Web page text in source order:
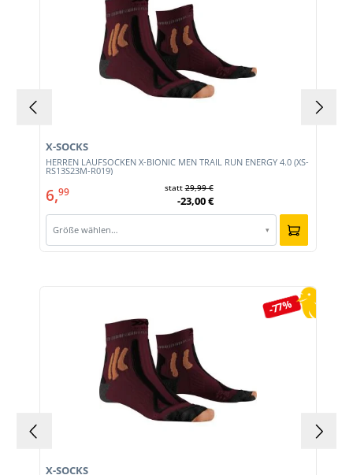
HERREN LAUFSOCKEN X-BIONIC MEN TRAIL RUN ENERGY 4.0 (XS-
RS13S23M-R019)
X-SOCKS
6,99 statt29,99 €
-23,00 €
Größe wählen… ▾
-77%
X-SOCKS